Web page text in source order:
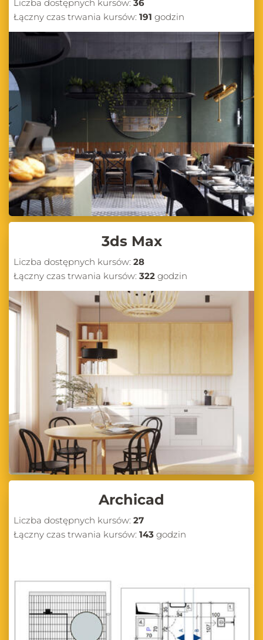
Liczba dostępnych kursów: 36
Łączny czas trwania kursów: 191 godzin
3ds Max
Liczba dostępnych kursów: 28
Łączny czas trwania kursów: 322 godzin
Archicad
Liczba dostępnych kursów: 27
Łączny czas trwania kursów: 143 godzin